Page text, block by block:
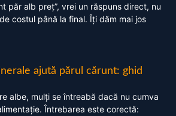
păr alb preț”, vrei un răspuns direct, nu
costul până la final. Îți dăm mai jos
ajută părul cărunt: ghid
albe, mulți se întreabă dacă nu cumva
Întrebarea este corectă: